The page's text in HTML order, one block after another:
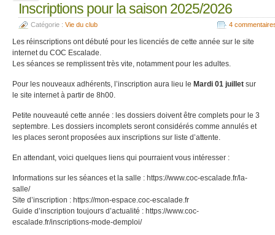
Inscriptions pour la saison 2025/2026
Catégorie : Vie du club 4
Les réinscriptions ont débuté pour les licenciés de cette année sur le site
internet du COC Escalade.
Les séances se remplissent très vite, notamment pour les adultes.
Pour les nouveaux adhérents, l’inscription aura lieu le Mardi 01 juillet sur
le site internet à partir de 8h00.
Petite nouveauté cette année : les dossiers doivent être complets pour le 3
septembre. Les dossiers incomplets seront considérés comme annulés et
les places seront proposées aux inscriptions sur liste d’attente.
En attendant, voici quelques liens qui pourraient vous intéresser :
Informations sur les séances et la salle : https://www.coc-escalade.fr/la-
salle/
Site d’inscription : https://mon-espace.coc-escalade.fr
Guide d’inscription toujours d’actualité : https://www.coc-
escalade.fr/inscriptions-mode-demploi/